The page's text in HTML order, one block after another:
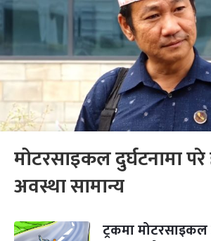
मोटरसाइकल दुर्घटनामा परे
अवस्था सामान्य
ट्रकमा मोटरसाइकल